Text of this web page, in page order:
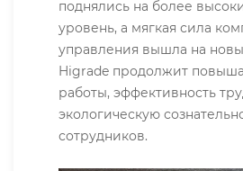
поднялись на более
уровень, а мягкая сила
управления вышла на
Higrade продолжит
работы, эффективность
экологическую
сотрудников.